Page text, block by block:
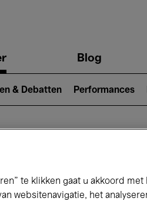
Blog
& Debatten Performances
te klikken gaat u akkoord
websitenavigatie, het